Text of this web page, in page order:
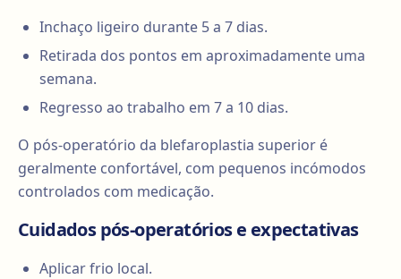
Inchaço ligeiro durante 5 a 7 dias.
Retirada dos pontos em aproximadamente uma
semana.
Regresso ao trabalho em 7 a 10 dias.
O pós-operatório da blefaroplastia superior é
geralmente confortável, com pequenos incómodos
controlados com medicação.
Cuidados pós-operatórios e expectativas
Aplicar frio local.